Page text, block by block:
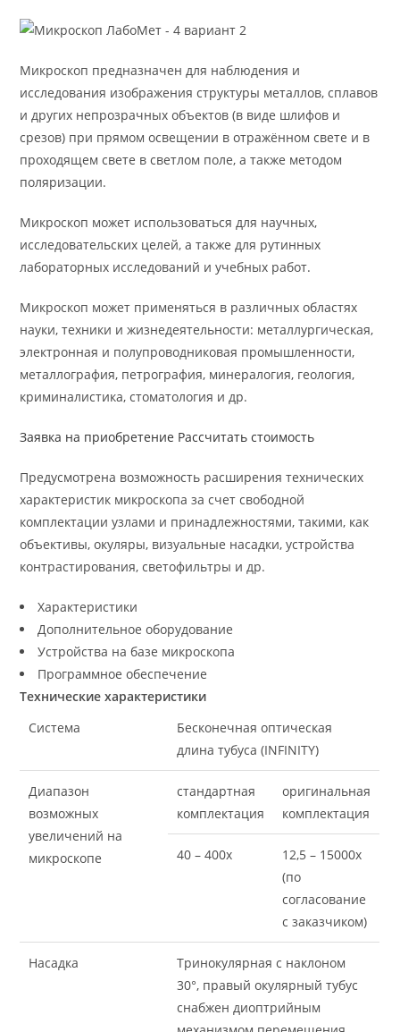
Микроскоп предназначен для наблюдения и
исследования изображения структуры металлов, сплавов
и других непрозрачных объектов (в виде шлифов и
срезов) при прямом освещении в отражённом свете и в
проходящем свете в светлом поле, а также методом
поляризации.
Микроскоп может использоваться для научных,
исследовательских целей, а также для рутинных
лабораторных исследований и учебных работ.
Микроскоп может применяться в различных областях
науки, техники и жизнедеятельности: металлургическая,
электронная и полупроводниковая промышленности,
металлография, петрография, минералогия, геология,
криминалистика, стоматология и др.
Заявка на приобретение Рассчитать стоимость
Предусмотрена возможность расширения технических
характеристик микроскопа за счет свободной
комплектации узлами и принадлежностями, такими, как
объективы, окуляры, визуальные насадки, устройства
контрастирования, светофильтры и др.
Характеристики
Дополнительное оборудование
Устройства на базе микроскопа
Программное обеспечение
Технические характеристики
Система
Бесконечная оптическая
длина тубуса (INFINITY)
Диапазон
возможных
увеличений на
микроскопе
стандартная
комплектация
оригинальная
комплектация
40 – 400x
12,5 – 15000x
(по
согласование
с заказчиком)
Насадка
Тринокулярная с наклоном
30°, правый окулярный тубус
снабжен диоптрийным